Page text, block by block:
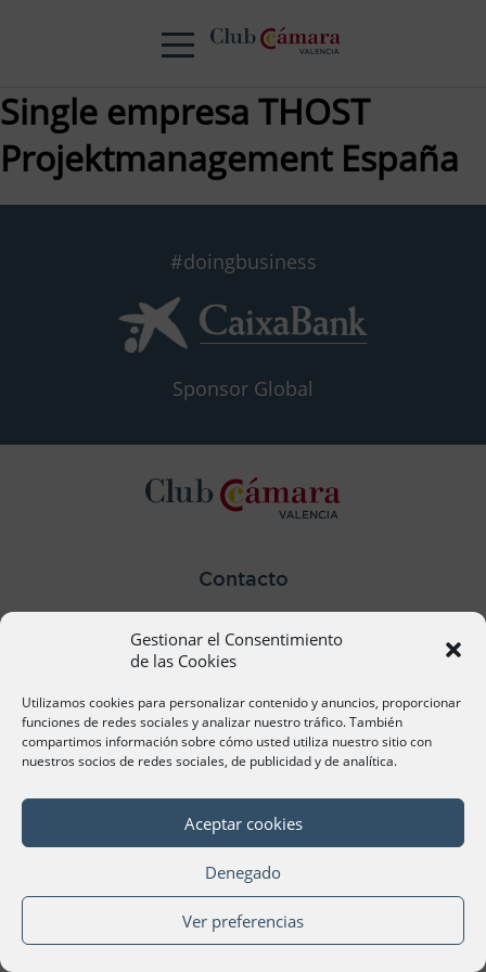
Gestionar el Consentimiento
de las Cookies
Utilizamos cookies para personalizar contenido y anuncios, proporcionar
funciones de redes sociales y analizar nuestro tráfico. También
compartimos información sobre cómo usted utiliza nuestro sitio con
nuestros socios de redes sociales, de publicidad y de analítica.
Aceptar cookies
Denegado
Ver preferencias
Single empresa THOST
Projektmanagement España
#doingbusiness
Sponsor Global
Contacto
acervera@camaravalencia.com
961 366 212
Síguenos
©Cámara Oficial de Comercio, Industria, Servicios y
Navegación de València 2020